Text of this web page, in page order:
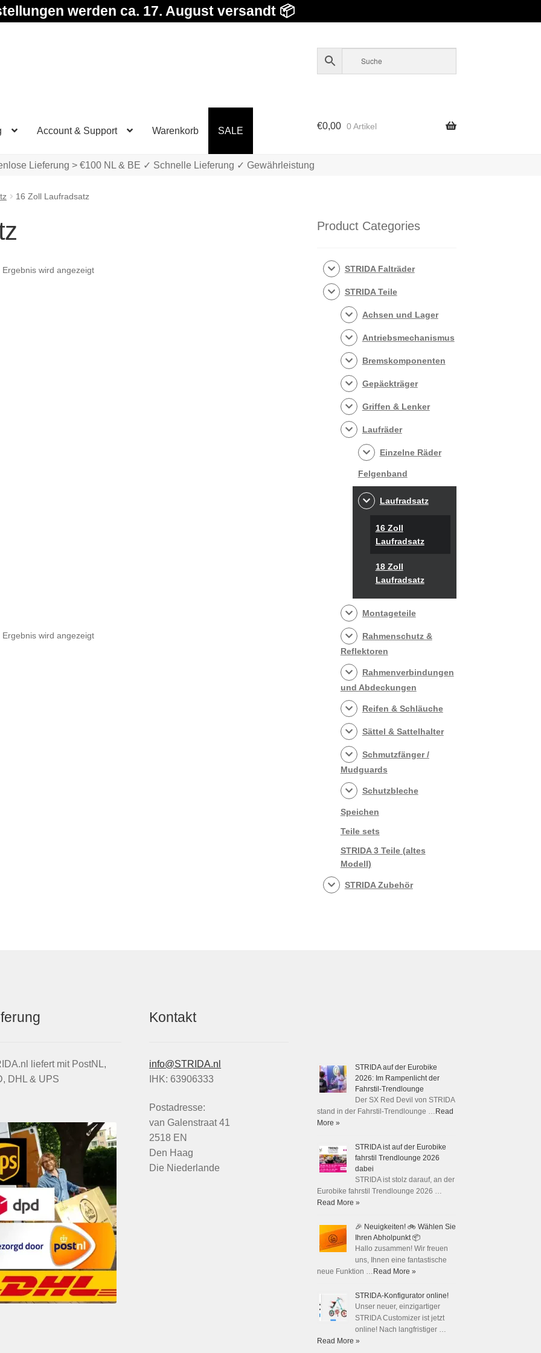
werden ca. 17. August versandt 📦
Account & Support Warenkorb SALE €0,00 0 Artikel
Lieferung > €100 NL & BE ✓ Schnelle Lieferung ✓ Gewährleistung
16 Zoll Laufradsatz
Ergebnis wird angezeigt
Ergebnis wird angezeigt
Product Categories
STRIDA Falträder
STRIDA Teile
Achsen und Lager
Antriebsmechanismus
Bremskomponenten
Gepäckträger
Griffen & Lenker
Laufräder
Einzelne Räder
Felgenband
Laufradsatz
16 Zoll
Laufradsatz
18 Zoll
Laufradsatz
Montageteile
Rahmenschutz &
Reflektoren
Rahmenverbindungen
und Abdeckungen
Reifen & Schläuche
Sättel & Sattelhalter
Schmutzfänger /
Mudguards
Schutzbleche
Speichen
Teile sets
STRIDA 3 Teile (altes
Modell)
STRIDA Zubehör
liefert mit PostNL,
DHL & UPS
Kontakt
info@STRIDA.nl
IHK: 63906333
Postadresse:
van Galenstraat 41
2518 EN
Den Haag
Die Niederlande
STRIDA auf der Eurobike
2026: Im Rampenlicht der
Fahrstil-Trendlounge
Der SX Red Devil von STRIDA
stand in der Fahrstil-Trendlounge … Read
More »
STRIDA ist auf der Eurobike
fahrstil Trendlounge 2026
dabei
STRIDA ist stolz darauf, an der
Eurobike fahrstil Trendlounge 2026 …
Read More »
🎉 Neuigkeiten! 🚲 Wählen Sie
Ihren Abholpunkt 📦
Hallo zusammen! Wir freuen
uns, Ihnen eine fantastische
neue Funktion … Read More »
STRIDA-Konfigurator online!
Unser neuer, einzigartiger
STRIDA Customizer ist jetzt
online! Nach langfristiger …
Read More »